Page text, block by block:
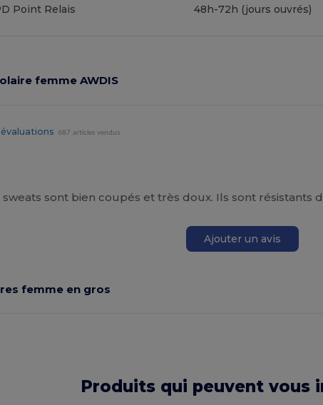
Point Relais 48h-72h (jours ouvrés)
femme AWDIS
évaluations 687 articles vendus
sont bien coupés et très doux. Ils sont
Ajouter un avis
femme en gros
Produits qui peuvent vous